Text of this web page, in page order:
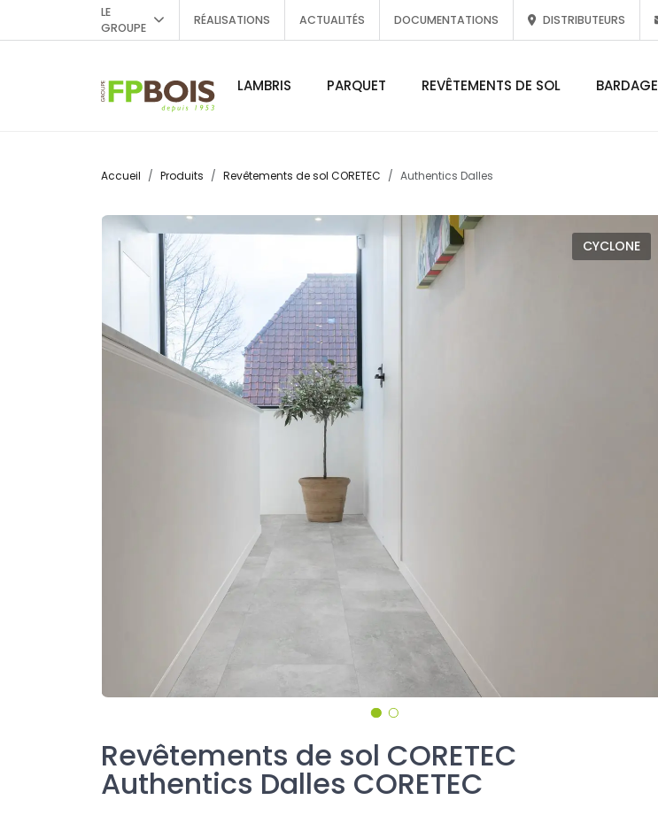
LE
GROUPE
RÉALISATIONS ACTUALITÉS DOCUMENTATIONS DISTRIBUTEURS
LAMBRIS PARQUET REVÊTEMENTS DE SOL BARDAGE
Accueil Produits Revêtements de sol CORETEC Authentics Dalles
CYCLONE
Revêtements de sol CORETEC
Authentics Dalles CORETEC